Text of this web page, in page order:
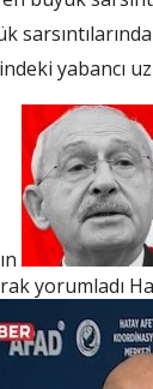
yabancı
yorumladı